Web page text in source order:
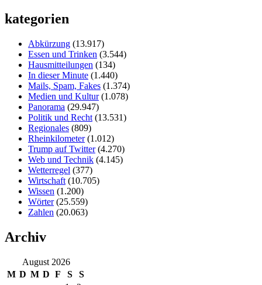
kategorien
Abkürzung (13.917)
Essen und Trinken (3.544)
Hausmitteilungen (134)
In dieser Minute (1.440)
Mails, Spam, Fakes (1.374)
Medien und Kultur(1.078)
Panorama (29.947)
Politik und Recht (13.531)
Regionales (809)
Rheinkilometer(1.012)
Trump auf Twitter(4.270)
Web und Technik (4.145)
Wetterregel (377)
Wirtschaft (10.705)
Wissen (1.200)
Wörter(25.559)
Zahlen (20.063)
Archiv
August 2026
M D M D F S
S